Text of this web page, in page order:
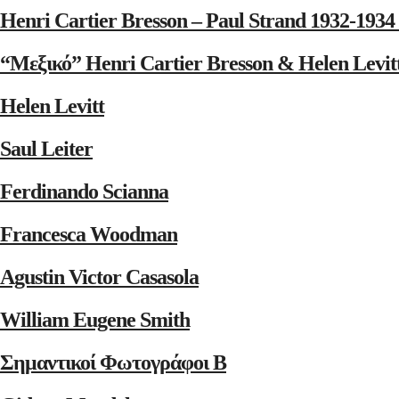
Henri Cartier Bresson – Paul Strand 1932-
“Μεξικό” Henri Cartier Bresson & Helen
Helen Levitt
Saul Leiter
Ferdinando Scianna
Francesca Woodman
Agustin Victor Casasola
William Eugene Smith
Σημαντικοί Φωτογράφοι Β